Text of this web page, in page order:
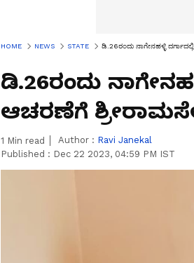
HOME NEWS STATE ಡಿ.26ರಂದು ನಾಗೇನಹಳ್ಳಿ
ಡಿ.26ರಂದು
ಆಚರಣೆಗೆ
1 Min read Author : Ravi Janekal
Published : Dec 22 2023, 04:59 PM IST